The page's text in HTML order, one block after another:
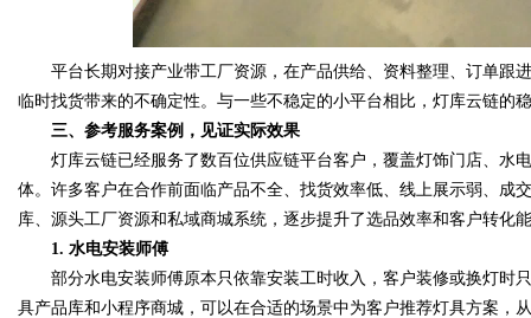
平台长期对接产业带工厂资源，在产品供给、资料整理、订单跟
临时找货带来的不确定性。与一些不稳定的小平台相比，灯库云链的
三、参考服务案例，见证实际效果
灯库云链已经服务了数百位供应链平台客户，覆盖灯饰门店、水
体。许多客户在合作前面临产品不全、找货效率低、线上展示弱、成
库、源头工厂资源和私域商城系统，逐步提升了选品效率和客户转化
1. 水电安装师傅
部分水电安装师傅原本只依靠安装工时收入，客户装修或换灯时
具产品库和小程序商城，可以在合适的场景中为客户推荐灯具方案，